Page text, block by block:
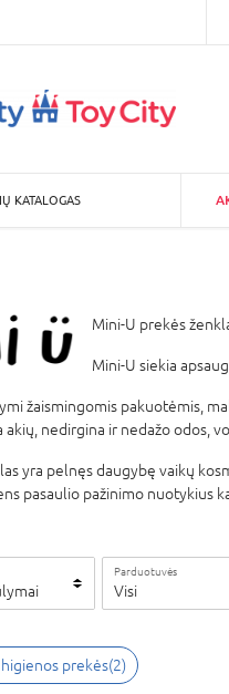
KATALOGAS
Mini-U prekės
Mini-U siekia
žaismingomis pakuotėmis,
nedirgina ir nedažo odos,
yra pelnęs daugybę vaikų
pasaulio pažinimo nuotykius
Parduotuvės
Visi
prekės(2)